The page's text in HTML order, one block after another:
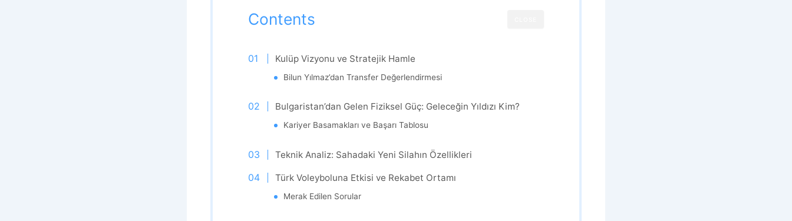
Contents
Kulüp Vizyonu ve Stratejik Hamle
Bilun Yılmaz’dan Transfer Değerlendirmesi
Bulgaristan’dan Gelen Fiziksel Güç: Geleceğin Yıldızı Kim?
Kariyer Basamakları ve Başarı Tablosu
Teknik Analiz: Sahadaki Yeni Silahın Özellikleri
Türk Voleyboluna Etkisi ve Rekabet Ortamı
Merak Edilen Sorular